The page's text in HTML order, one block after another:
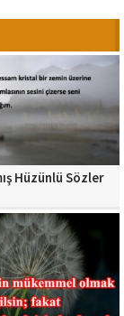
Hüzünlü Sözler